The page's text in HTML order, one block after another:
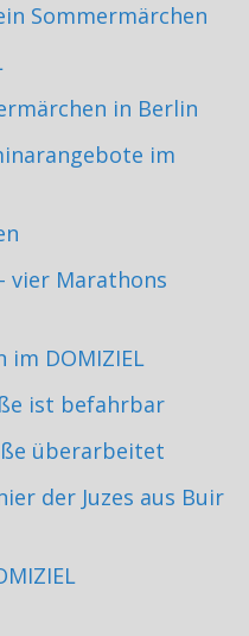
Sommermärchen
in Berlin
im
vier Marathons
im DOMIZIEL
ist befahrbar
überarbeitet
der Juzes aus Buir